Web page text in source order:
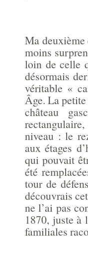
Ma deuxième
moins
loin de celle
désormais
véritable «
Âge. La
château
niveau : le
aux étages
qui pouvait
été
tour de
découvrais
ne l’ai pas
1870, juste à
familiales